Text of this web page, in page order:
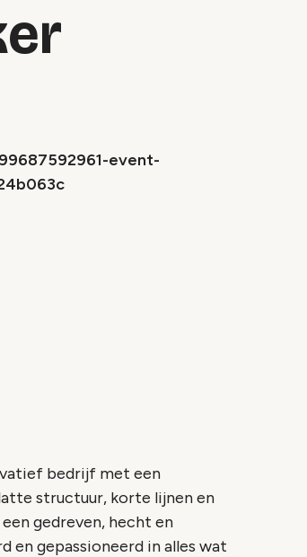
event-
bedrijf met een
structuur, korte lijnen en
gedreven, hecht en
en gepassioneerd in alles wat